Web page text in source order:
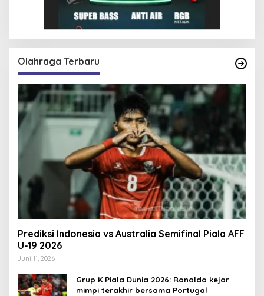
Olahraga Terbaru
Prediksi Indonesia vs Australia Semifinal Piala AFF
U-19 2026
Juni 11, 2026
Grup K Piala Dunia 2026: Ronaldo kejar
mimpi terakhir bersama Portugal